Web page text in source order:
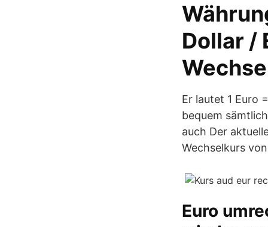
Dollar /
Er lautet 1 Euro
bequem
auch Der
Wechselkurs
Euro